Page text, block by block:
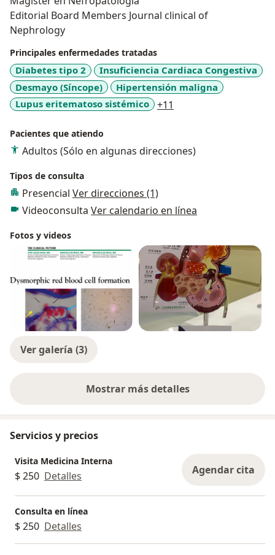
Editorial Board Members Journal clinical of
Nephrology
Principales enfermedades tratadas
Diabetes tipo 2
Insuficiencia Cardiaca Congestiva
Desmayo (Síncope)
Hipertensión maligna
Lupus eritematoso sistémico
+11
Pacientes que atiendo
Adultos (Sólo en algunas direcciones)
Tipos de consulta
Presencial Ver direcciones (1)
Videoconsulta Ver calendario en línea
Fotos y videos
Ver galería (3)
Mostrar más detalles
sobre la experiencia
Servicios y precios
Visita Medicina Interna
$ 250 Detalles Agendar cita
Consulta en línea
$ 250 Detalles